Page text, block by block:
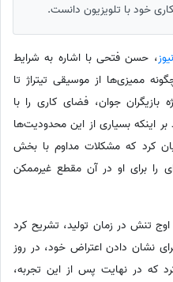
خود با تلویزیون دانست.
، حسن فتحی با اشاره به شرایط
ممیزی‌ها از موسیقی تیتراژ تا
بازیگران جوان، فضای کاری را با
اینکه بسیاری از این محدودیت‌ها
بیان کرد که مشکلات مداوم با بخش
را برای او در آن مقطع غیرممکن
اوج تنش در زمان تولید، تشریح کرد
نشان دادن اعتراض خود، در روز
که در نهایت پس از این تجربه،